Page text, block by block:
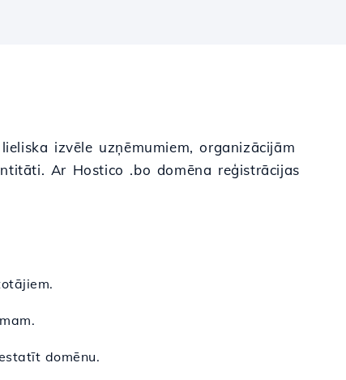
izvēle uzņēmumiem, organizācijām
Ar Hostico .bo domēna reģistrācijas
domēnu.